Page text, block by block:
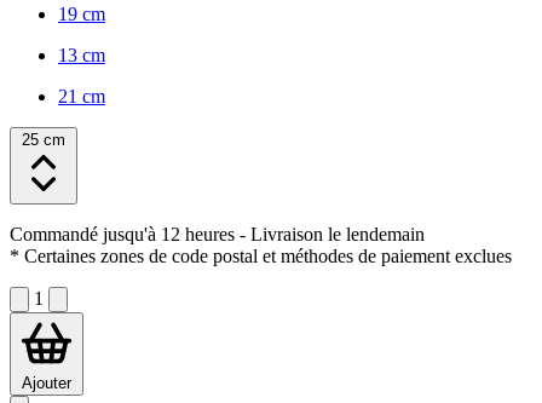
19 cm
13 cm
21 cm
25 cm
Commandé jusqu'à 12 heures - Livraison le lendemain
* Certaines zones de code postal et méthodes de paiement exclues
1
Ajouter